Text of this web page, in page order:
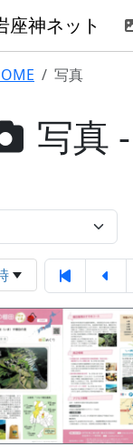
座神ネット
写真
写真